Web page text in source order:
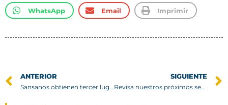
WhatsApp Email Imprimir
ANTERIOR
Sansanos obtienen tercer lugar nacional en Olimpiadas de habilidades Técnicas
SIGUIENTE
Revisa nuestros próximos seminarios del mes de Mayo